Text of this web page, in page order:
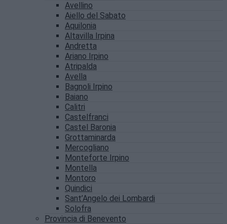
Avellino
Aiello del Sabato
Aquilonia
Altavilla Irpina
Andretta
Ariano Irpino
Atripalda
Avella
Bagnoli Irpino
Baiano
Calitri
Castelfranci
Castel Baronia
Grottaminarda
Mercogliano
Monteforte Irpino
Montella
Montoro
Quindici
Sant’Angelo dei Lombardi
Solofra
Provincia di Benevento